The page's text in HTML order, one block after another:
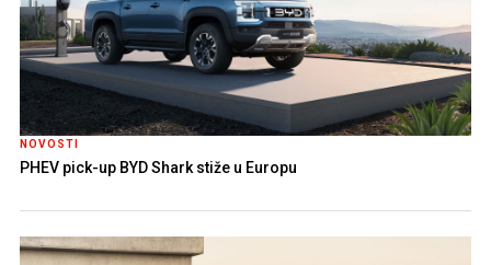
NOVOSTI
PHEV pick-up BYD Shark stiže u Europu